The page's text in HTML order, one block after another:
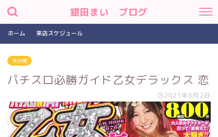
銀田まい ブログ
ホーム 来店スケジュール
未分類
パチスロ必勝ガイド乙女デラックス 恋
2021年6月2日